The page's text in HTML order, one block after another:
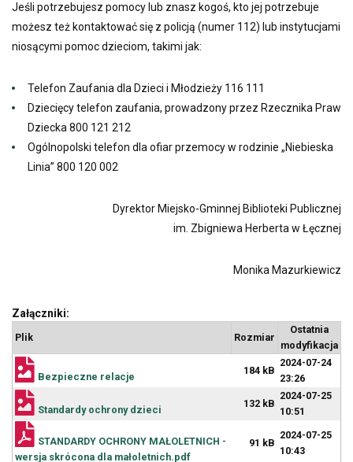
Jeśli potrzebujesz pomocy lub znasz kogoś, kto jej potrzebuje
możesz też kontaktować się z policją (numer 112) lub instytucjami
niosącymi pomoc dzieciom, takimi jak:
Telefon Zaufania dla Dzieci i Młodzieży 116 111
Dziecięcy telefon zaufania, prowadzony przez Rzecznika Praw
Dziecka 800 121 212
Ogólnopolski telefon dla ofiar przemocy w rodzinie „Niebieska
Linia” 800 120 002
Dyrektor Miejsko-Gminnej Biblioteki Publicznej
im. Zbigniewa Herberta w Łęcznej
Monika Mazurkiewicz
Załączniki:
Plik Rozmiar
Ostatnia
modyfikacja
Bezpieczne relacje
184 kB
2024-07-24
23:26
Standardy ochrony dzieci
132 kB
2024-07-25
10:51
STANDARDY OCHRONY MAŁOLETNICH -
wersja skrócona dla małoletnich.pdf
91 kB
2024-07-25
10:43